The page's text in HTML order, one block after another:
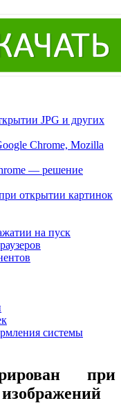
JPG и других
Chrome, Mozilla
— решение
открытии картинок
на пуск
системы
при